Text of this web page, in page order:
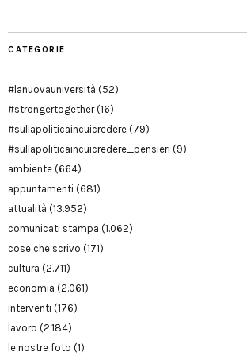
CATEGORIE
#lanuovauniversità (52)
#strongertogether(16)
#sullapoliticaincuicredere (79)
#sullapoliticaincuicredere_pensieri (9)
ambiente (664)
appuntamenti (681)
attualità (13.952)
comunicati stampa (1.062)
cose che scrivo (171)
cultura (2.711)
economia (2.061)
interventi (176)
lavoro (2.184)
le nostre foto (1)